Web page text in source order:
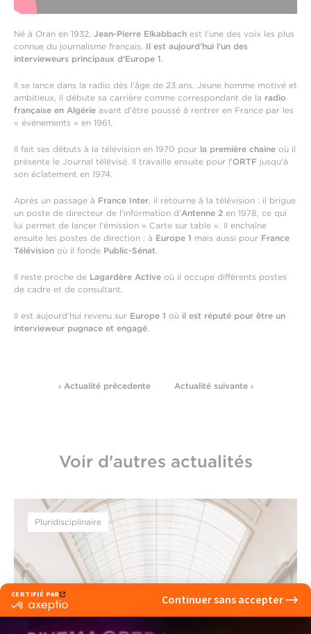
Né à Oran en 1932, Jean-Pierre Elkabbach est l'une des voix les plus
connue du journalisme français. Il est aujourd'hui l'un des
intervieweurs principaux d'Europe 1.
Il se lance dans la radio dés l'âge de 23 ans. Jeune homme motivé et
ambitieux, il débute sa carrière comme correspondant de la radio
française en Algérie avant d'être poussé à rentrer en France par les
« événements » en 1961.
Il fait ses débuts à la télévision en 1970 pour la première chaine où il
présente le Journal télévisé. Il travaille ensuite pour l'ORTF jusqu'à
son éclatement en 1974.
Après un passage à France Inter, il retourne à la télévision : il brigue
un poste de directeur de l'information d'Antenne 2 en 1978, ce qui
lui permet de lancer l'émission « Carte sur table ». Il enchaîne
ensuite les postes de direction : à Europe 1 mais aussi pour France
Télévision où il fonde Public-Sénat.
Il reste proche de Lagardère Active où il occupe différents postes
de cadre et de consultant.
Il est aujourd'hui revenu sur Europe 1 où il est réputé pour être un
intervieweur pugnace et engagé.
‹ Actualité précedente Actualité suivante ›
Voir d'autres actualités
Pluridisciplinaire